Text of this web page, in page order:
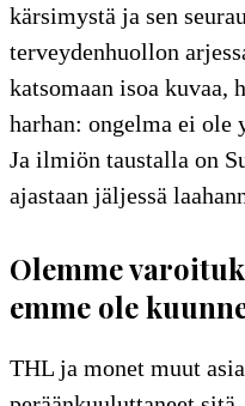
kärsimystä ja sen
terveydenhuollon
katsomaan isoa kuvaa,
harhan: ongelma ei ole
Ja ilmiön taustalla on
ajastaan jäljessä
Olemme
emme ole
THL ja monet muut